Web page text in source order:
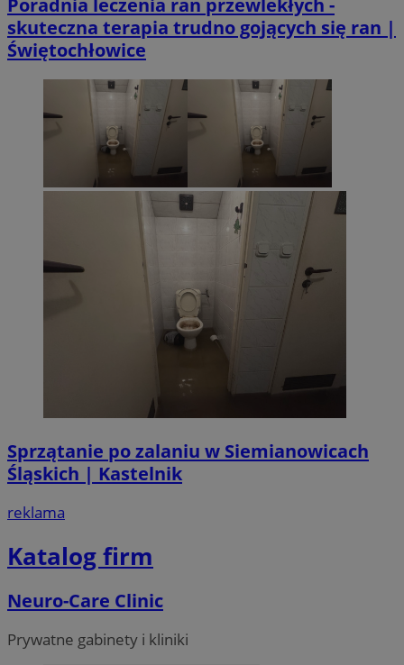
Poradnia leczenia ran przewlekłych -
skuteczna terapia trudno gojących się ran |
Świętochłowice
Sprzątanie po zalaniu w Siemianowicach
Śląskich | Kastelnik
reklama
Katalog firm
Neuro-Care Clinic
Prywatne gabinety i kliniki